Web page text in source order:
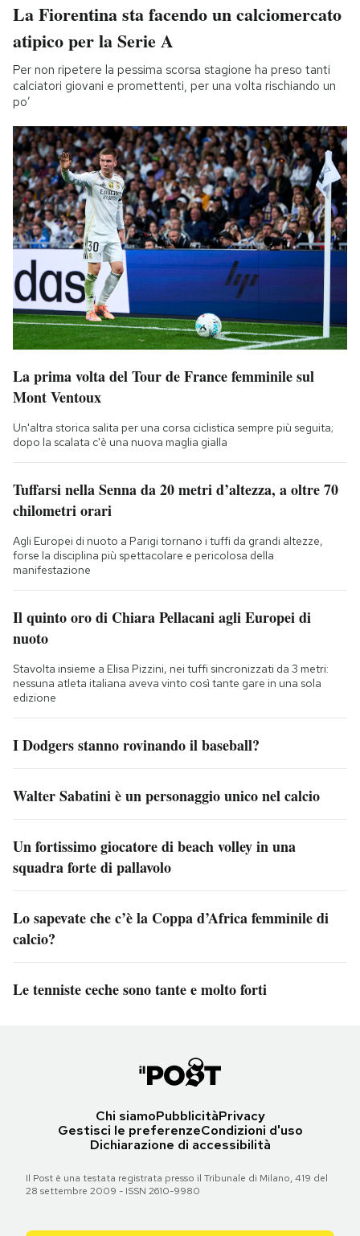
La Fiorentina sta facendo un calciomercato
atipico per la Serie A
Per non ripetere la pessima scorsa stagione ha preso tanti
calciatori giovani e promettenti, per una volta rischiando un
po’
La prima volta del Tour de France femminile sul
Mont Ventoux
Un'altra storica salita per una corsa ciclistica sempre più seguita;
dopo la scalata c'è una nuova maglia gialla
Tuffarsi nella Senna da 20 metri d’altezza, a oltre 70
chilometri orari
Agli Europei di nuoto a Parigi tornano i tuffi da grandi altezze,
forse la disciplina più spettacolare e pericolosa della
manifestazione
Il quinto oro di Chiara Pellacani agli Europei di
nuoto
Stavolta insieme a Elisa Pizzini, nei tuffi sincronizzati da 3 metri:
nessuna atleta italiana aveva vinto così tante gare in una sola
edizione
I Dodgers stanno rovinando il baseball?
Walter Sabatini è un personaggio unico nel calcio
Un fortissimo giocatore di beach volley in una
squadra forte di pallavolo
Lo sapevate che c’è la Coppa d’Africa femminile di
calcio?
Le tenniste ceche sono tante e molto forti
Chi siamoPubblicitàPrivacy
Gestisci le preferenzeCondizioni d'uso
Dichiarazione di accessibilità
Il Post è una testata registrata presso il Tribunale di Milano, 419 del
28 settembre 2009 - ISSN 2610-9980